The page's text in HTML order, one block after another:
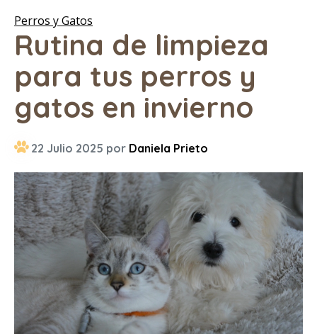
Perros y Gatos
Rutina de limpieza
para tus perros y
gatos en invierno
22 Julio 2025 por Daniela Prieto